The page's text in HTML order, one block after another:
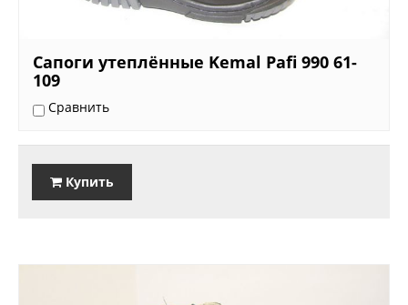
Сапоги утеплённые Kemal Pafi 990 61-
109
Сравнить
Купить